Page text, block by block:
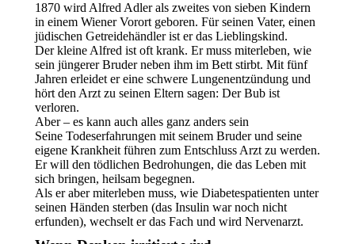
1870 wird Alfred Adler als zweites von sieben Kindern
in einem Wiener Vorort geboren. Für seinen Vater, einen
jüdischen Getreidehändler ist er das Lieblingskind.
Der kleine Alfred ist oft krank. Er muss miterleben, wie
sein jüngerer Bruder neben ihm im Bett stirbt. Mit fünf
Jahren erleidet er eine schwere Lungenentzündung und
hört den Arzt zu seinen Eltern sagen: Der Bub ist
verloren.
Aber – es kann auch alles ganz anders sein
Seine Todeserfahrungen mit seinem Bruder und seine
eigene Krankheit führen zum Entschluss Arzt zu werden.
Er will den tödlichen Bedrohungen, die das Leben mit
sich bringen, heilsam begegnen.
Als er aber miterleben muss, wie Diabetespatienten unter
seinen Händen sterben (das Insulin war noch nicht
erfunden), wechselt er das Fach und wird Nervenarzt.